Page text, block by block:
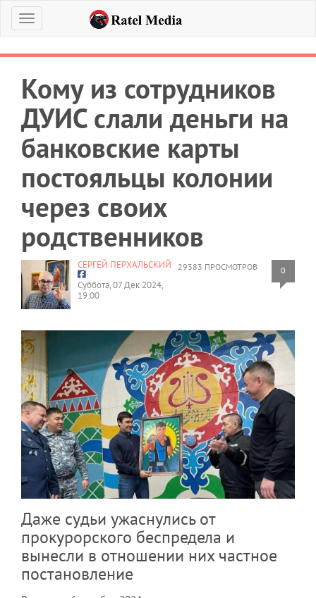
Меню
Кому из сотрудников
ДУИС слали деньги на
банковские карты
постояльцы колонии
через своих
родственников
29383 ПРОСМОТРОВ 0
СЕРГЕЙ ПЕРХАЛЬСКИЙ
Суббота, 07 Дек 2024,
19:00
Даже судьи ужаснулись от
прокурорского беспредела и
вынесли в отношении них частное
постановление